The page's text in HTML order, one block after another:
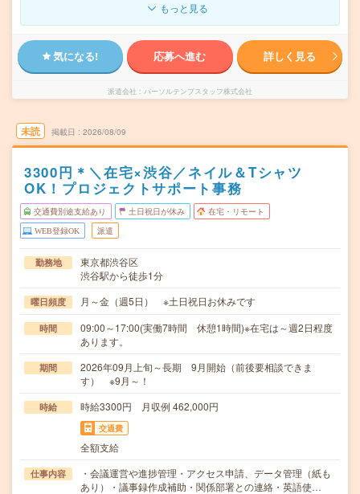
もっと見る
気になる! 応募へ進む 詳しく見る
派遣会社 パーソルテンプスタッフ株式会社
未読 掲載日 2026/08/09
3300円＊＼在宅×渋谷／ネイル＆Tシャツ
OK！プロジェクトサポート事務
交通費別途支給あり 土日祝日が休み 在宅・リモート
WEB登録OK 派遣
勤務地
東京都渋谷区
渋谷駅から徒歩1分
曜日頻度 月～金（週5日） ※土日祝日お休みです
時間
09:00～17:00(実働7時間 休憩1時間)※在宅は～週2日程度
あります。
期間
2026年09月上旬～長期 9月開始（前後要相談できま
す） ※9月～！
時給 時給3300円 月収例 462,000円
交通費
全額支給
仕事内容
・会議運営や進捗管理・アクセス申請、データ管理（紙も
あり）・議事録作成補助・関係部署との連絡・英語使…